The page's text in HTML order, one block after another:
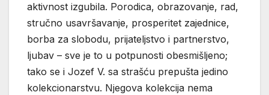
aktivnost izgubila. Porodica, obrazovanje, rad,
stručno usavršavanje, prosperitet zajednice,
borba za slobodu, prijateljstvo i partnerstvo,
ljubav – sve je to u potpunosti obesmišljeno;
tako se i Jozef V. sa strašću prepušta jedino
kolekcionarstvu. Njegova kolekcija nema